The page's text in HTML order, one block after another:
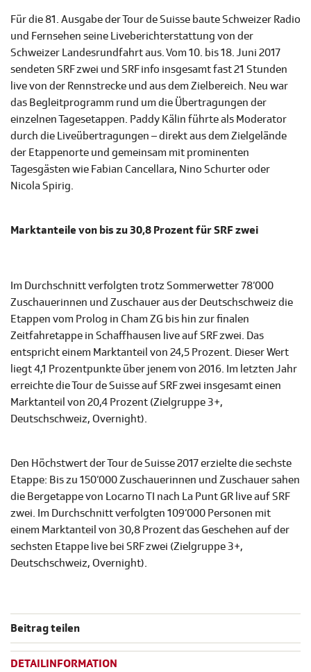
Für die 81. Ausgabe der Tour de Suisse baute Schweizer Radio
und Fernsehen seine Liveberichterstattung von der
Schweizer Landesrundfahrt aus. Vom 10. bis 18. Juni 2017
sendeten SRF zwei und SRF info insgesamt fast 21 Stunden
live von der Rennstrecke und aus dem Zielbereich. Neu war
das Begleitprogramm rund um die Übertragungen der
einzelnen Tagesetappen. Paddy Kälin führte als Moderator
durch die Liveübertragungen – direkt aus dem Zielgelände
der Etappenorte und gemeinsam mit prominenten
Tagesgästen wie Fabian Cancellara, Nino Schurter oder
Nicola Spirig.
Marktanteile von bis zu 30,8 Prozent für SRF zwei
Im Durchschnitt verfolgten trotz Sommerwetter 78‘000
Zuschauerinnen und Zuschauer aus der Deutschschweiz die
Etappen vom Prolog in Cham ZG bis hin zur finalen
Zeitfahretappe in Schaffhausen live auf SRF zwei. Das
entspricht einem Marktanteil von 24,5 Prozent. Dieser Wert
liegt 4,1 Prozentpunkte über jenem von 2016. Im letzten Jahr
erreichte die Tour de Suisse auf SRF zwei insgesamt einen
Marktanteil von 20,4 Prozent (Zielgruppe 3+,
Deutschschweiz, Overnight).
Den Höchstwert der Tour de Suisse 2017 erzielte die sechste
Etappe: Bis zu 150‘000 Zuschauerinnen und Zuschauer sahen
die Bergetappe von Locarno TI nach La Punt GR live auf SRF
zwei. Im Durchschnitt verfolgten 109‘000 Personen mit
einem Marktanteil von 30,8 Prozent das Geschehen auf der
sechsten Etappe live bei SRF zwei (Zielgruppe 3+,
Deutschschweiz, Overnight).
Beitrag teilen
DETAILINFORMATION